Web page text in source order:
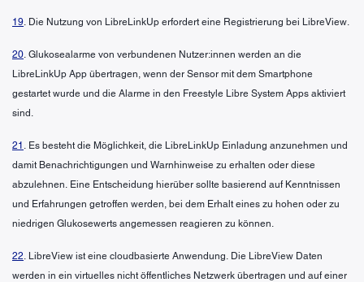
19. Die Nutzung von LibreLinkUp erfordert eine Registrierung bei LibreView.
20. Glukosealarme von verbundenen Nutzer:innen werden an die
LibreLinkUp App übertragen, wenn der Sensor mit dem Smartphone
gestartet wurde und die Alarme in den Freestyle Libre System Apps aktiviert
sind.
21 . Es besteht die Möglichkeit, die LibreLinkUp Einladung anzunehmen und
damit Benachrichtigungen und Warnhinweise zu erhalten oder diese
abzulehnen. Eine Entscheidung hierüber sollte basierend auf Kenntnissen
und Erfahrungen getroffen werden, bei dem Erhalt eines zu hohen oder zu
niedrigen Glukosewerts angemessen reagieren zu können.
22. LibreView ist eine cloudbasierte Anwendung. Die LibreView Daten
werden in ein virtuelles nicht öffentliches Netzwerk übertragen und auf einer